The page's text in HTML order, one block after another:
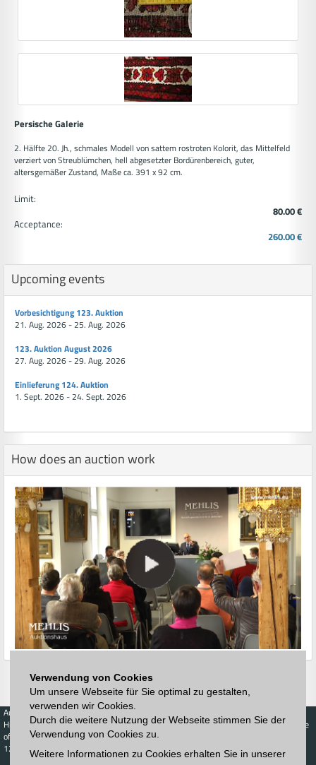
Verwendung von Cookies
Um unsere Webseite für Sie optimal zu gestalten,
verwenden wir Cookies.
Durch die weitere Nutzung der Webseite stimmen Sie der
Verwendung von Cookies zu.
Weitere Informationen zu Cookies erhalten Sie in unserer
Persische Galerie
2. Hälfte 20. Jh., schmales Modell von sattem rostroten Kolorit, das Mittelfeld
verziert von Streublümchen, hell abgesetzter Bordürenbereich, guter,
altersgemäßer Zustand, Maße ca. 391 x 92 cm.
Limit:
80.00 €
Acceptance:
260.00 €
Upcoming events
Vorbesichtigung 123. Auktion
21. Aug. 2026 - 25. Aug. 2026
123. Auktion August 2026
27. Aug. 2026 - 29. Aug. 2026
Einlieferung 124. Auktion
1. Sept. 2026 - 24. Sept. 2026
How does an auction work
Auctions
Highest acceptance
of bids
123. Auktion
Schedule
Buy
Live-Auction
Calendar
Highest acceptance